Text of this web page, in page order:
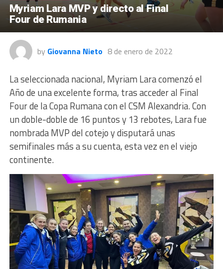
Myriam Lara MVP y directo al Final
Four de Rumania
by Giovanna Nieto 8 de enero de 2022
La seleccionada nacional, Myriam Lara comenzó el
Año de una excelente forma, tras acceder al Final
Four de la Copa Rumana con el CSM Alexandria. Con
un doble-doble de 16 puntos y 13 rebotes, Lara fue
nombrada MVP del cotejo y disputará unas
semifinales más a su cuenta, esta vez en el viejo
continente.